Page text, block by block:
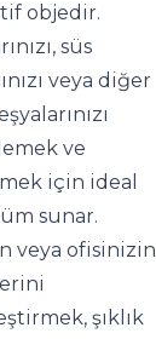
objedir.
süs
veya diğer
ve
için ideal
sunar.
veya ofisinizin
şıklık